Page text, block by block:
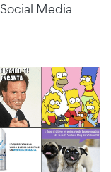
Social Media